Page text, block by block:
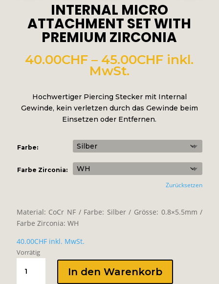
INTERNAL MICRO
ATTACHMENT SET WITH
PREMIUM ZIRCONIA
40.00CHF – 45.00CHF inkl.
MwSt.
Hochwertiger Piercing Stecker mit Internal
Gewinde, kein verletzen durch das Gewinde beim
Einsetzen oder Entfernen.
Farbe:
Farbe Zirconia:
Zurücksetzen
Material: CoCr NF / Farbe: Silber / Grösse: 0.8×5.5mm /
Farbe Zirconia: WH
40.00CHF inkl. MwSt.
Vorrätig
MICRO
In den Warenkorb